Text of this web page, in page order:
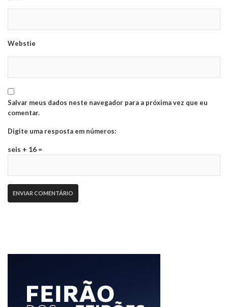
Webstie
Salvar meus dados neste navegador para a próxima vez que eu
comentar.
Digite uma resposta em números:
seis + 16 =